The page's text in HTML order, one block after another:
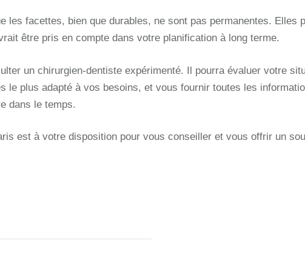
les facettes, bien que durables, ne sont pas permanentes. Elles
être pris en compte dans votre planification à long terme.
un chirurgien-dentiste expérimenté. Il pourra évaluer votre
le plus adapté à vos besoins, et vous fournir toutes les
dans le temps.
est à votre disposition pour vous conseiller et vous offrir un